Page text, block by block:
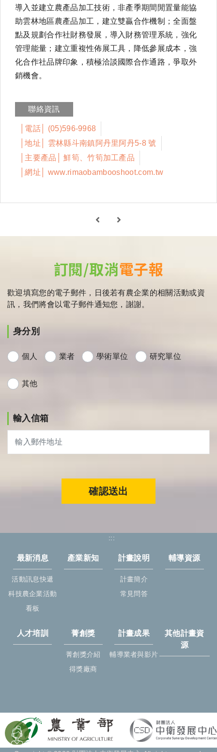
導入並建立農產品加工技術，非產季期間閒置量能協
助雲林地區農產品加工，建立雙贏合作機制；全面盤
點及規劃合作社財務發展，導入財務管理系統，強化
管理能量；建立重複性佈展工具，降低參展成本，強
化合作社品牌印象，積極洽談國際合作通路，爭取外
銷機會。
聯絡資訊
│電話│ (05)596-9968
│地址│ 雲林縣斗南鎮阿丹里阿丹5-8 號
│主要產品│ 鮮筍、竹筍加工產品
│網址│ www.rimaobambooshoot.com.tw
訂閱/取消電子報
歡迎填寫您的電子郵件，日後若有農企業的相關活動或資
訊，我們將會以電子郵件通知您，謝謝。
身分別
個人 業者 學術單位 研究單位
其他
輸入信箱
確認送出
:::
最新消息
活動訊息快遞
科技農企業活動
看板
產業新知 計畫說明
計畫簡介
常見問答
輔導資源
人才培訓 菁創獎
菁創獎介紹
得獎廠商
計畫成果
輔導業者與影片
其他計畫資
源